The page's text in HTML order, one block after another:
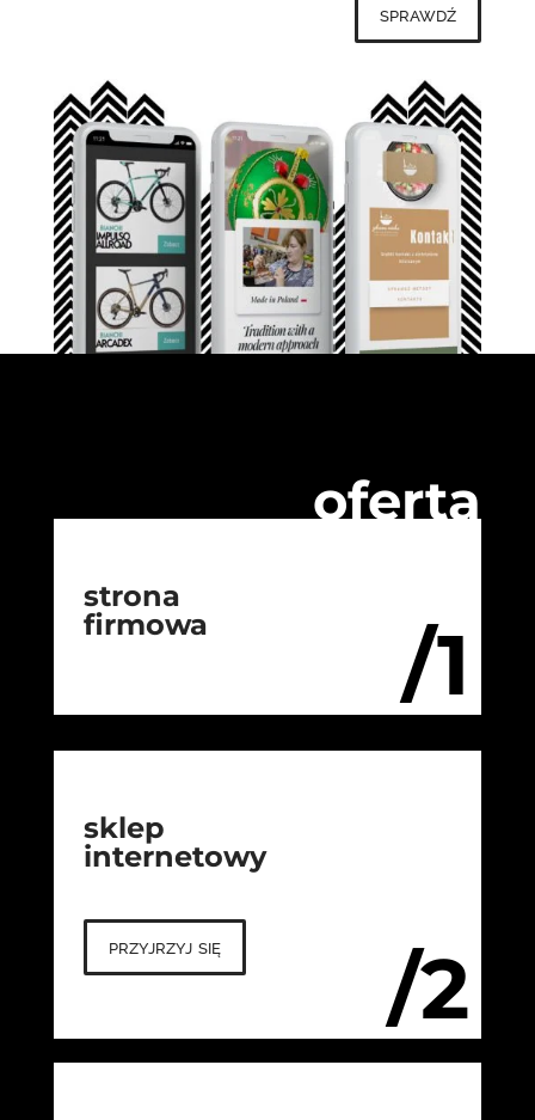
sprawdź
oferta
/1
strona
firmowa
/2
sklep
internetowy
przyjrzyj się